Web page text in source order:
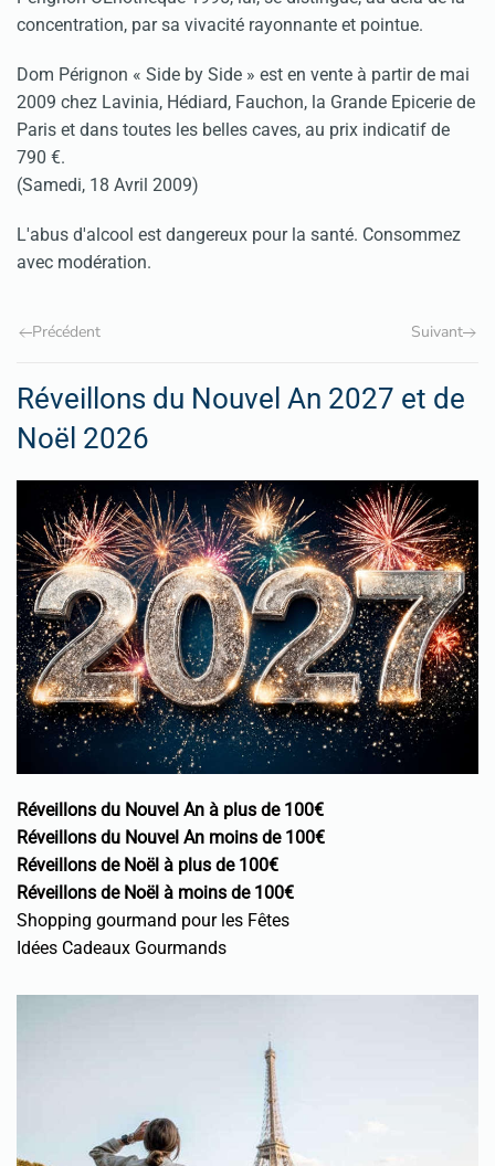
concentration, par sa vivacité rayonnante et pointue.
Dom Pérignon « Side by Side » est en vente à partir de mai
2009 chez Lavinia, Hédiard, Fauchon, la Grande Epicerie de
Paris et dans toutes les belles caves, au prix indicatif de
790 €.
(Samedi, 18 Avril 2009)
L'abus d'alcool est dangereux pour la santé. Consommez
avec modération.
Précédent Suivant
Réveillons du Nouvel An 2027 et de
Noël 2026
Réveillons du Nouvel An à plus de 100€
Réveillons du Nouvel An moins de 100€
Réveillons de Noël à plus de 100€
Réveillons de Noël à moins de 100€
Shopping gourmand pour les Fêtes
Idées Cadeaux Gourmands